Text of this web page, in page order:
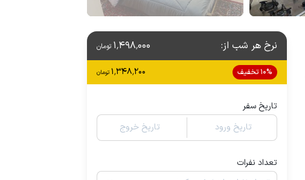
نرخ هر شب از: 1٬498٬000 تومان
10% تخفیف 1٬348٬200 تومان
تاریخ سفر
تاریخ ورود
تاریخ خروج
تعداد نفرات